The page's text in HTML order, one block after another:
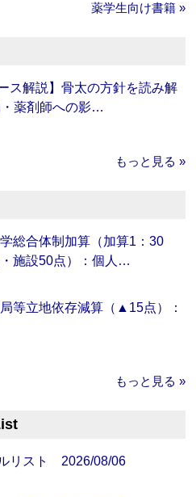
薬学生向け書籍 »
ス解説】骨太の方針を読み解
・薬剤師への影…
もっと見る »
総合体制加算（加算1：30
施設50点）：個人…
等立地依存減算（▲15点）：
もっと見る »
リスト 2026/08/06